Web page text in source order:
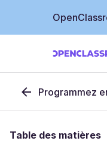
Programmez
Table des matières